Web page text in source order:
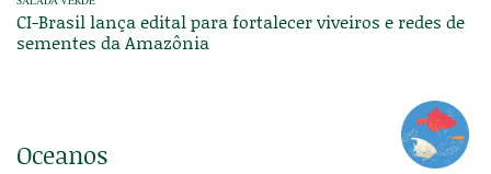
CI-Brasil lança edital para fortalecer viveiros e redes de
sementes da Amazônia
Oceanos